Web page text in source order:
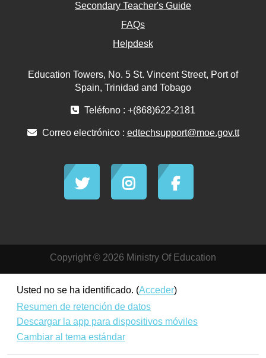
Secondary Teacher's Guide
FAQs
Helpdesk
Education Towers, No. 5 St. Vincent Street, Port of
Spain, Trinidad and Tobago
Teléfono : +(868)622-2181
Correo electrónico : edtechsupport@moe.gov.tt
Copyright © 2026 Ministry Of Education
Usted no se ha identificado. (Acceder)
Resumen de retención de datos
Descargar la app para dispositivos móviles
Cambiar al tema estándar